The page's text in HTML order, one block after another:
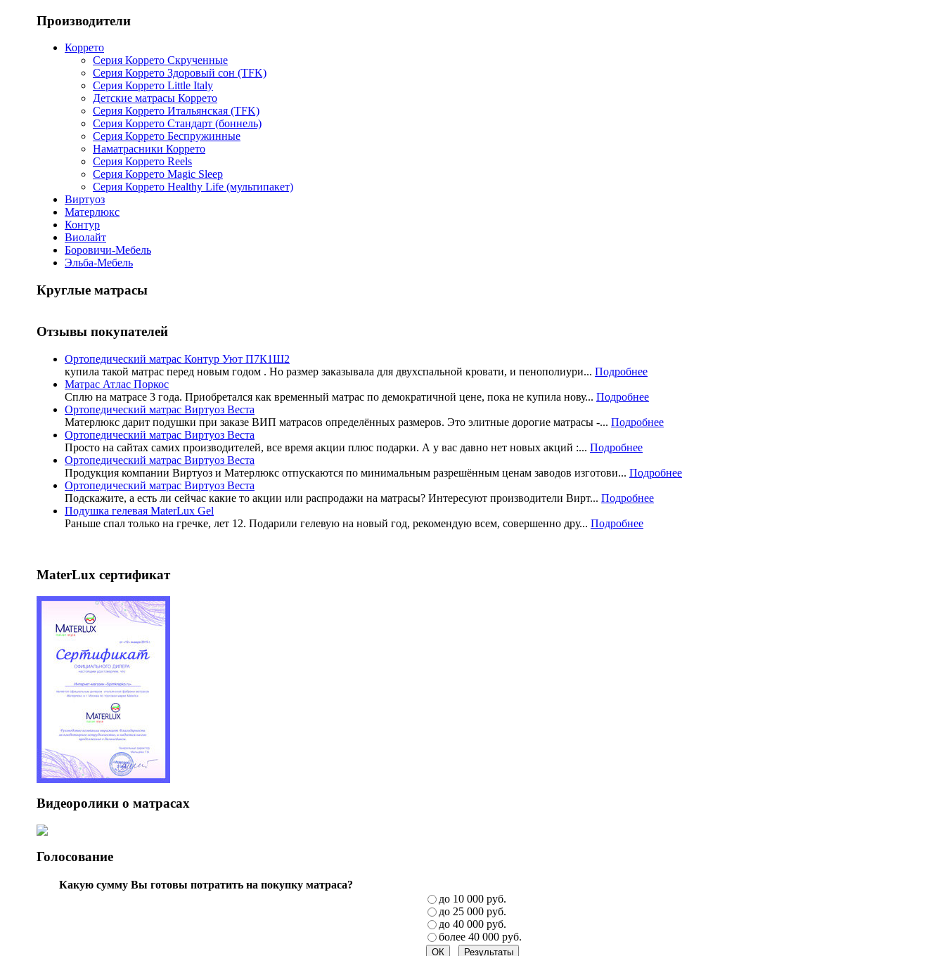
Производители
Коррето
Серия Коррето Скрученные
Серия Коррето Здоровый сон (TFK)
Серия Коррето Little Italy
Детские матрасы Коррето
Серия Коррето Итальянская (TFK)
Серия Коррето Стандарт (боннель)
Серия Коррето Беспружинные
Наматрасники Коррето
Серия Коррето Reels
Серия Коррето Magic Sleep
Серия Коррето Healthy Life (мультипакет)
Виртуоз
Матерлюкс
Контур
Виолайт
Боровичи-Мебель
Эльба-Мебель
Круглые матрасы
Отзывы покупателей
Ортопедический матрас Контур Уют П7К1Ш2
купила такой матрас перед новым годом . Но размер заказывала для двухспальной кровати, и пенополиури... Подробнее
Матрас Атлас Поркос
Сплю на матрасе 3 года. Приобретался как временный матрас по демократичной цене, пока не купила нову... Подробнее
Ортопедический матрас Виртуоз Веста
Матерлюкс дарит подушки при заказе ВИП матрасов определённых размеров. Это элитные дорогие матрасы -... Подробнее
Ортопедический матрас Виртуоз Веста
Просто на сайтах самих производителей, все время акции плюс подарки. А у вас давно нет новых акций :... Подробнее
Ортопедический матрас Виртуоз Веста
Продукция компании Виртуоз и Матерлюкс отпускаются по минимальным разрешённым ценам заводов изготови... Подробнее
Ортопедический матрас Виртуоз Веста
Подскажите, а есть ли сейчас какие то акции или распродажи на матрасы? Интересуют производители Вирт... Подробнее
Подушка гелевая MaterLux Gel
Раньше спал только на гречке, лет 12. Подарили гелевую на новый год, рекомендую всем, совершенно дру... Подробнее
MaterLux сертификат
Видеоролики о матрасах
Голосование
Какую сумму Вы готовы потратить на покупку матраса?
до 10 000 руб.
до 25 000 руб.
до 40 000 руб.
более 40 000 руб.